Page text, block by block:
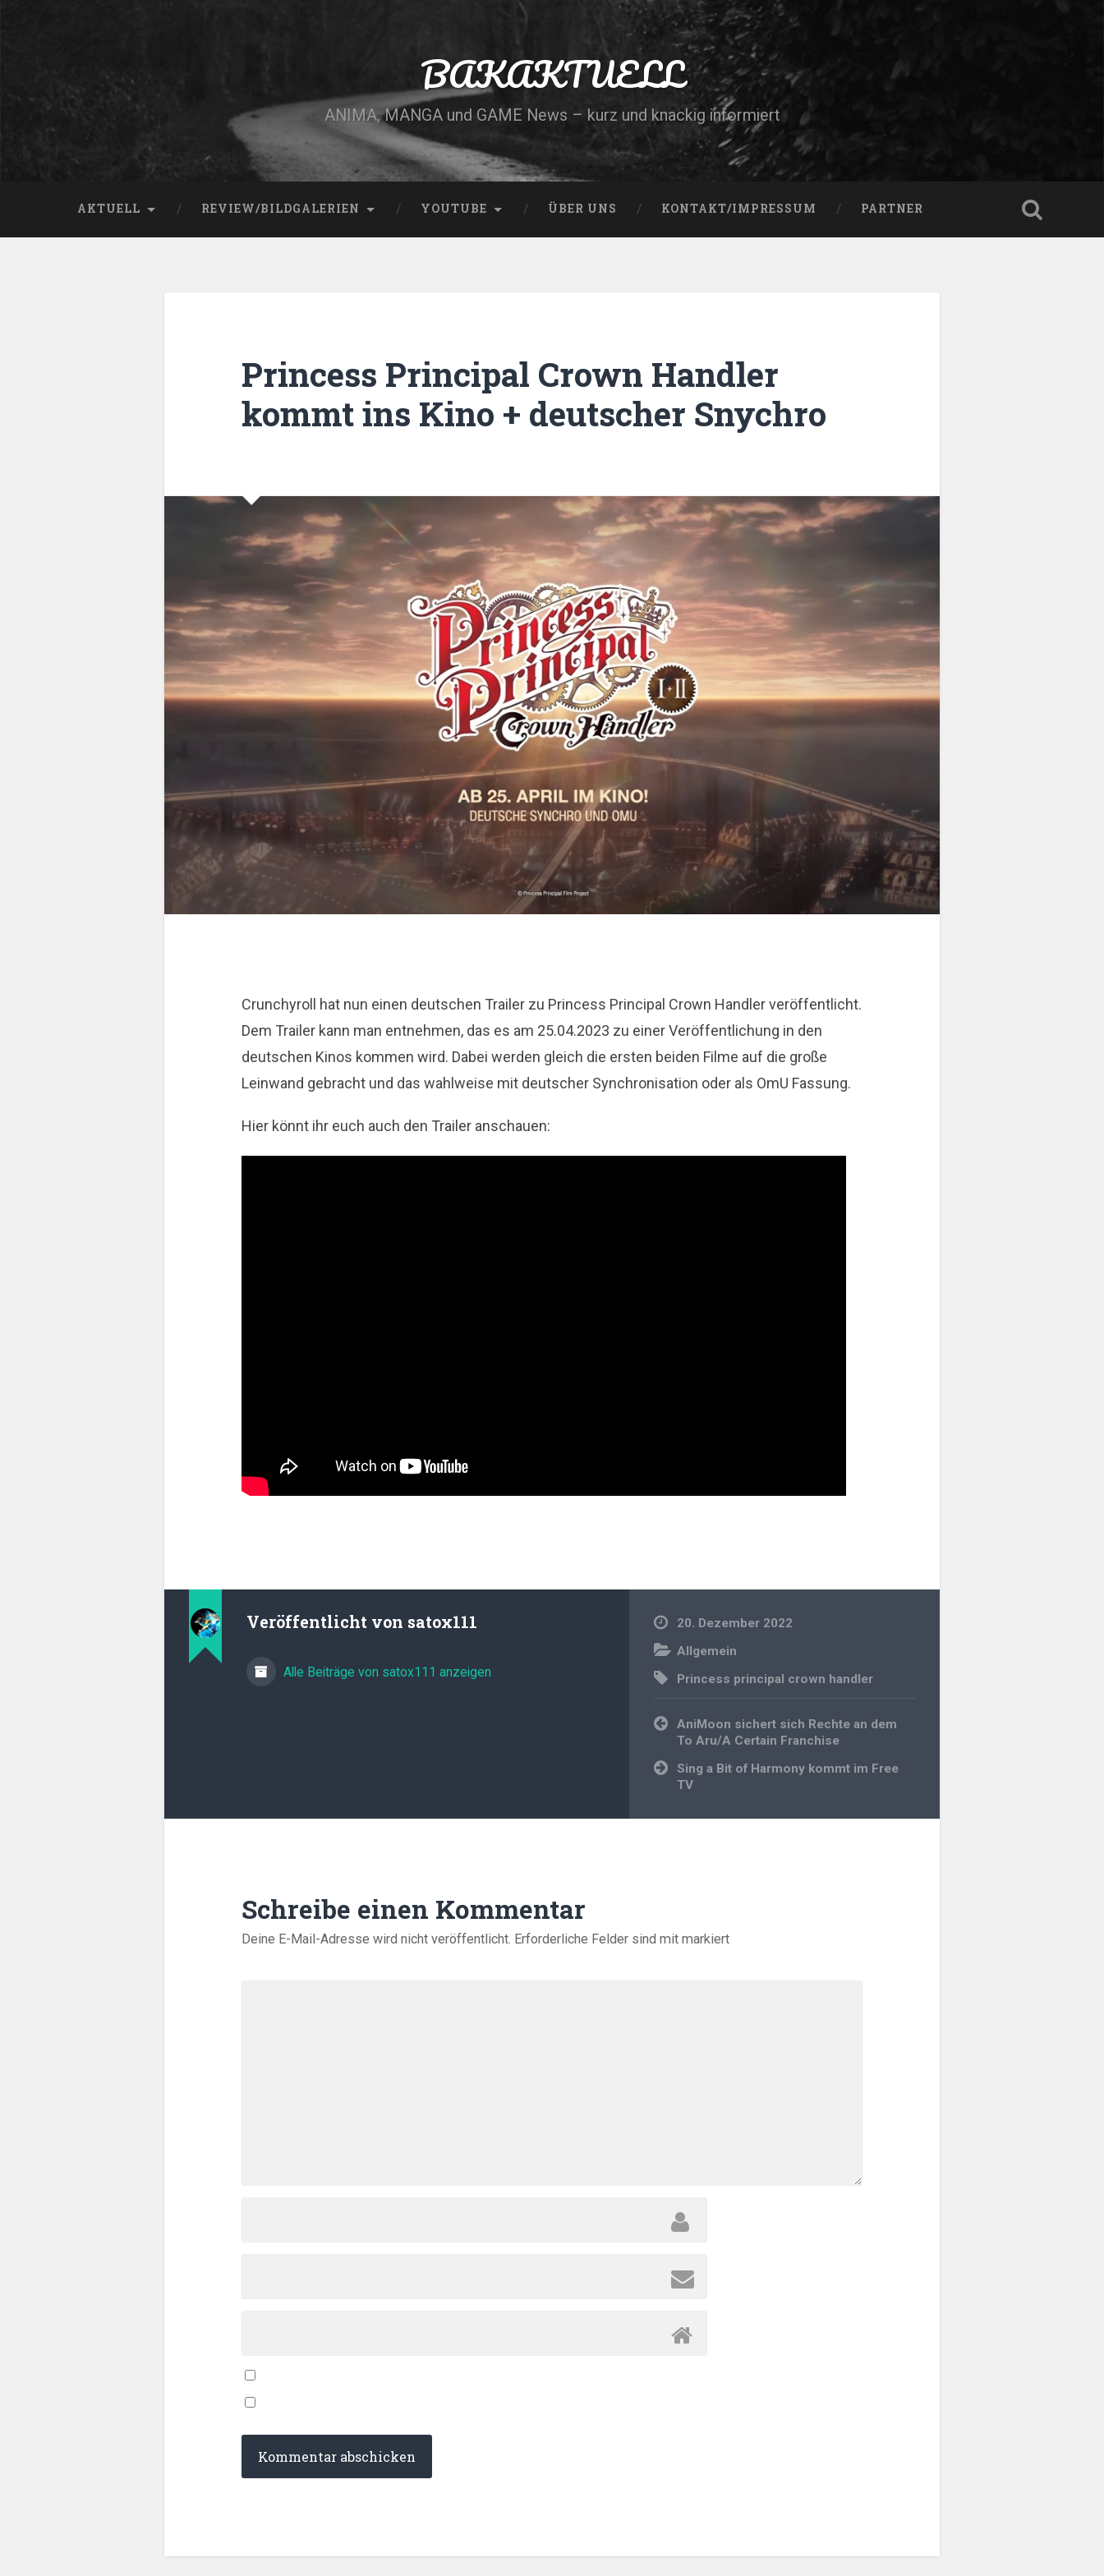
BAKAKTUELL
ANIMA, MANGA und GAME News – kurz und knackig informiert
AKTUELL REVIEW/BILDGALERIEN YOUTUBE ÜBER UNS KONTAKT/IMPRESSUM PARTNER
Princess Principal Crown Handler
kommt ins Kino + deutscher Snychro
Crunchyroll hat nun einen deutschen Trailer zu Princess Principal Crown Handler veröffentlicht.
Dem Trailer kann man entnehmen, das es am 25.04.2023 zu einer Veröffentlichung in den
deutschen Kinos kommen wird. Dabei werden gleich die ersten beiden Filme auf die große
Leinwand gebracht und das wahlweise mit deutscher Synchronisation oder als OmU Fassung.
Hier könnt ihr euch auch den Trailer anschauen:
Veröffentlicht von satox111
Alle Beiträge von satox111 anzeigen
20. Dezember 2022
Allgemein
Princess principal crown handler
Beitragsnavigation
AniMoon sichert sich Rechte an dem
To Aru/A Certain Franchise
Sing a Bit of Harmony kommt im Free
TV
Schreibe einen Kommentar
Deine E-Mail-Adresse wird nicht veröffentlicht. Erforderliche Felder sind mitmarkiert